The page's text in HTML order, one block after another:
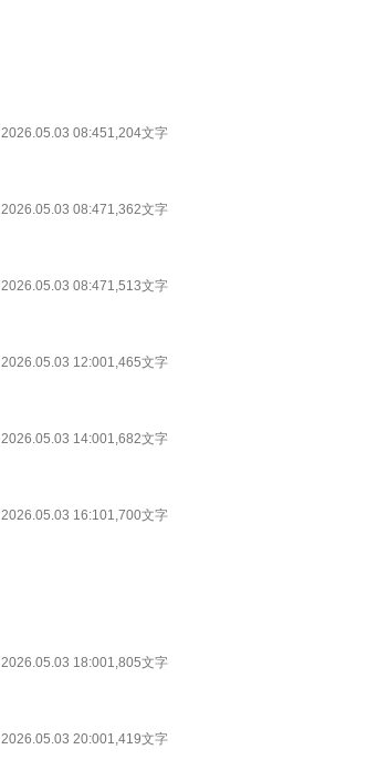
2026.05.03 08:451,204文字
2026.05.03 08:471,362文字
2026.05.03 08:471,513文字
2026.05.03 12:001,465文字
2026.05.03 14:001,682文字
2026.05.03 16:101,700文字
2026.05.03 18:001,805文字
2026.05.03 20:001,419文字